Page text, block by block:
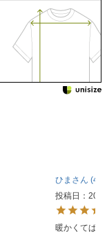
ひま
4
投稿日
暖かくてぱ